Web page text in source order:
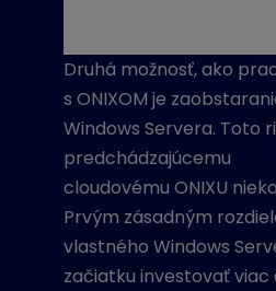
Druhá možnosť, ako
s ONIXOM je
Windows Servera. Toto
predchádzajúcemu
cloudovému ONIXU
Prvým zásadným
vlastného Windows
začiatku investovať viac